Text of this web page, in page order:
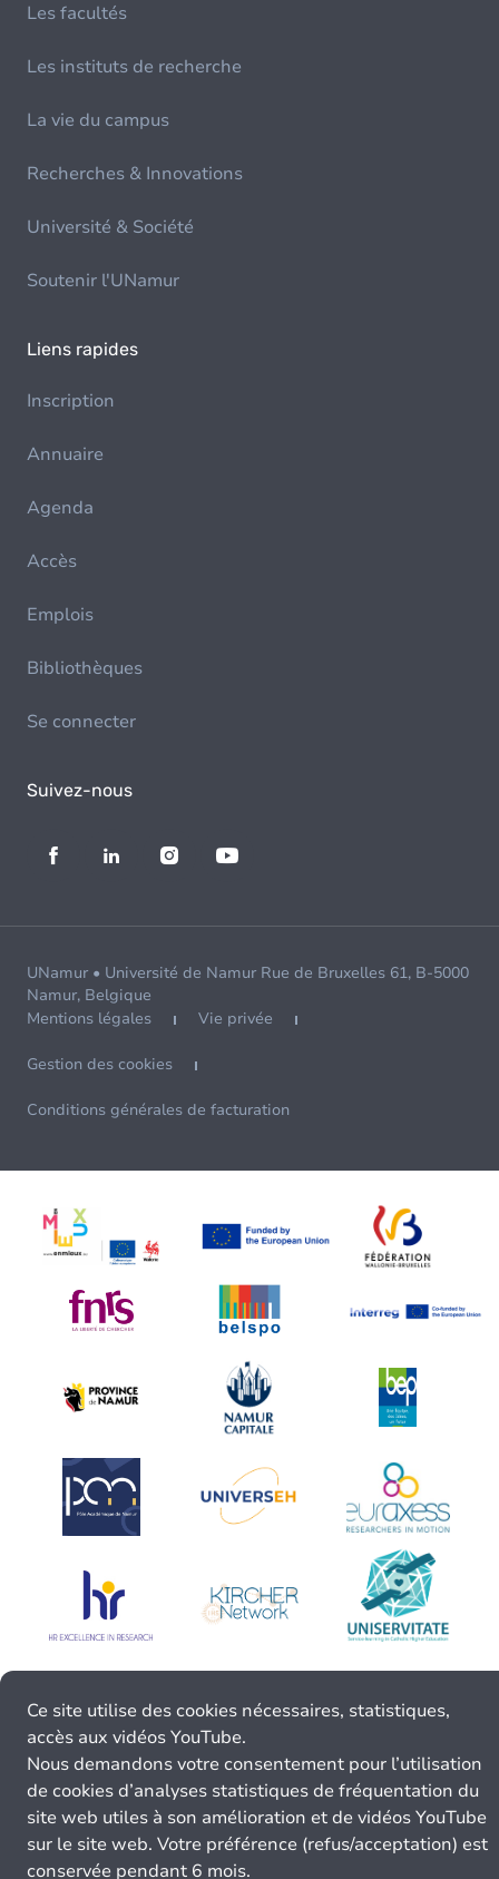
Les facultés
Les instituts de recherche
La vie du campus
Recherches & Innovations
Université & Société
Soutenir l'UNamur
Liens rapides
Inscription
Annuaire
Agenda
Accès
Emplois
Bibliothèques
Se connecter
Suivez-nous
UNamur • Université de Namur Rue de Bruxelles 61, B-5000
Namur, Belgique
Mentions légales
Vie privée
Gestion des cookies
Conditions générales de facturation
Ce site utilise des cookies nécessaires, statistiques,
accès aux vidéos YouTube.
Nous demandons votre consentement pour l’utilisation
de cookies d’analyses statistiques de fréquentation du
site web utiles à son amélioration et de vidéos YouTube
sur le site web. Votre préférence (refus/acceptation) est
conservée pendant 6 mois.